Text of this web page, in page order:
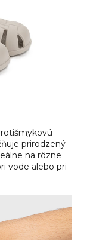
prirodzený
na rôzne
vode alebo pri